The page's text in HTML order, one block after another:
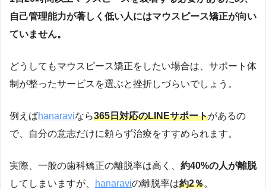
自己管理能力が著しく低い人にはマウスピース矯正が向い
ていません。
どうしてもマウスピース矯正をしたい場合は、サポート体
制が整ったサービスを選ぶと挫折しづらいでしょう。
例えばhanaraviなら365日対応のLINEサポートがあるの
で、自分の意志だけに頼らず治療をすすめられます。
実際、一般の歯科矯正の離脱率は高く、 約40%の人が離脱
してしまいますが、
hanaraviの離脱率は約2％。